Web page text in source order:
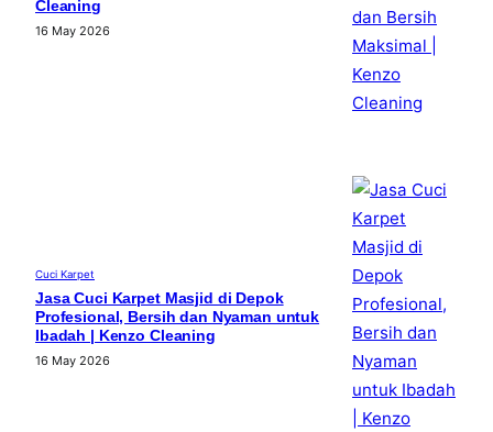
Cleaning
16 May 2026
Cuci Karpet
Jasa Cuci Karpet Masjid di Depok
Profesional, Bersih dan Nyaman untuk
Ibadah | Kenzo Cleaning
16 May 2026